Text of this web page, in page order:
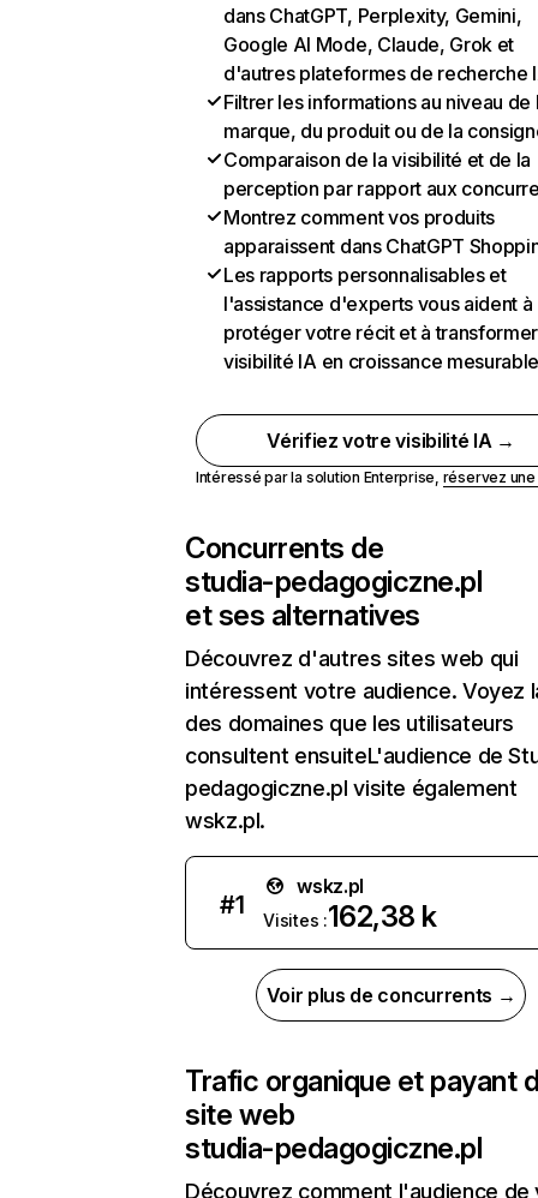
dans ChatGPT, Perplexity, Gemini,
Google AI Mode, Claude, Grok et
d'autres plateformes de recherche
Filtrer les informations au niveau de
marque, du produit ou de la
Comparaison de la visibilité et de la
perception par rapport aux
Montrez comment vos produits
apparaissent dans ChatGPT
Les rapports personnalisables et
l'assistance d'experts vous aident à
protéger votre récit et à
visibilité IA en croissance
Vérifiez votre visibilité IA →
Intéressé par la solution Enterprise, réservez
Concurrents de
studia-pedagogiczne.pl
et ses alternatives
Découvrez d'autres sites web qui
intéressent votre audience. Voyez
des domaines que les utilisateurs
consultent ensuiteL'audience de
pedagogiczne.pl visite également
wskz.pl.
#1
wskz.pl
Visites :162,38 k
Voir plus de concurrents →
Trafic organique et payant
site web
studia-pedagogiczne.pl
Découvrez comment l'audience de